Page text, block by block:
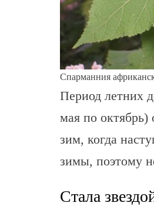
Спарманния
Период летних
мая по октябрь)
зим, когда
зимы, поэтому
Стала